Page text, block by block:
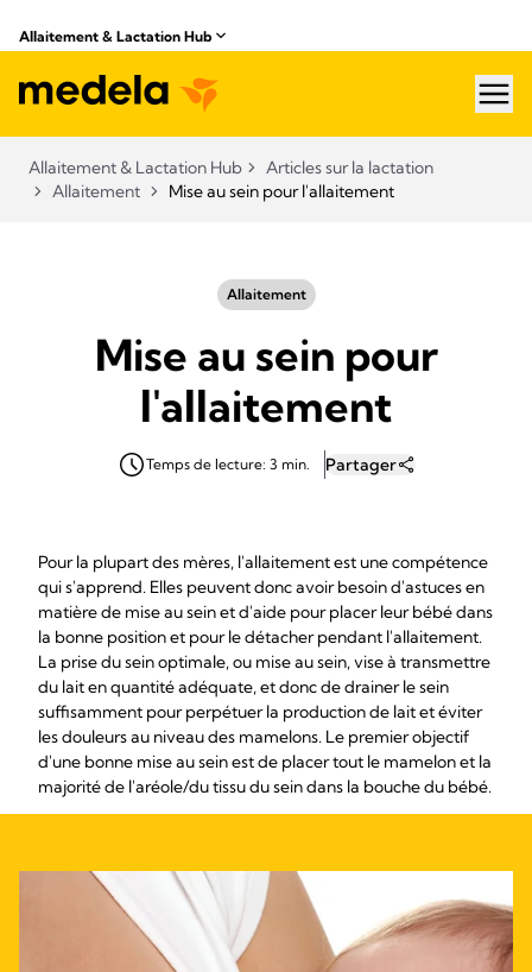
Allaitement & Lactation Hub​
Allaitement & Lactation Hub​
Articles sur la lactation
Allaitement
Mise au sein pour l'allaitement
Allaitement
Mise au sein pour
l'allaitement
Temps de lecture: 3 min. Partager
Pour la plupart des mères, l'allaitement est une compétence
qui s'apprend. Elles peuvent donc avoir besoin d'astuces en
matière de mise au sein et d'aide pour placer leur bébé dans
la bonne position et pour le détacher pendant l'allaitement.
La prise du sein optimale, ou mise au sein, vise à transmettre
du lait en quantité adéquate, et donc de drainer le sein
suffisamment pour perpétuer la production de lait et éviter
les douleurs au niveau des mamelons. Le premier objectif
d'une bonne mise au sein est de placer tout le mamelon et la
majorité de l'aréole/du tissu du sein dans la bouche du bébé.